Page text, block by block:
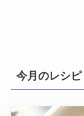
今月のレシピ